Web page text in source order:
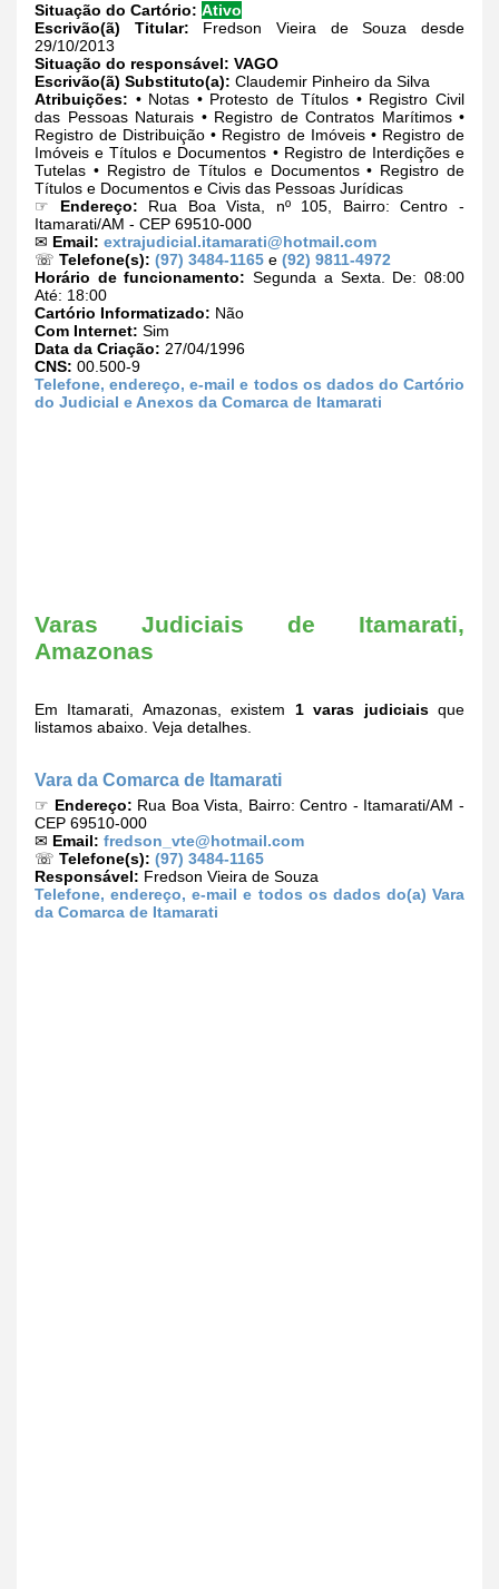
Situação do Cartório: Ativo
Escrivão(ã) Titular: Fredson Vieira de Souza desde
29/10/2013
Situação do responsável: VAGO
Escrivão(ã) Substituto(a): Claudemir Pinheiro da Silva
Atribuições: • Notas • Protesto de Títulos • Registro Civil
das Pessoas Naturais • Registro de Contratos Marítimos •
Registro de Distribuição • Registro de Imóveis • Registro de
Imóveis e Títulos e Documentos • Registro de Interdições e
Tutelas • Registro de Títulos e Documentos • Registro de
Títulos e Documentos e Civis das Pessoas Jurídicas
☞ Endereço: Rua Boa Vista, nº 105, Bairro: Centro -
Itamarati/AM - CEP 69510-000
✉ Email: extrajudicial.itamarati@hotmail.com
☏ Telefone(s): (97) 3484-1165 e (92) 9811-4972
Horário de funcionamento: Segunda a Sexta. De: 08:00
Até: 18:00
Cartório Informatizado: Não
Com Internet: Sim
Data da Criação: 27/04/1996
CNS: 00.500-9
Telefone, endereço, e-mail e todos os dados do Cartório
do Judicial e Anexos da Comarca de Itamarati
Varas Judiciais de Itamarati,
Amazonas
Em Itamarati, Amazonas, existem 1 varas judiciaisque
listamos abaixo. Veja detalhes.
Vara da Comarca de Itamarati
☞ Endereço: Rua Boa Vista, Bairro: Centro - Itamarati/AM -
CEP 69510-000
✉ Email: fredson_vte@hotmail.com
☏ Telefone(s): (97) 3484-1165
Responsável: Fredson Vieira de Souza
Telefone, endereço, e-mail e todos os dados do(a) Vara
da Comarca de Itamarati